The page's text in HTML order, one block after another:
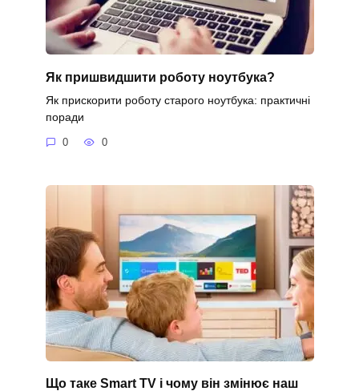
Як пришвидшити роботу ноутбука?
Як прискорити роботу старого ноутбука: практичні
поради
0 0
Що таке Smart TV і чому він змінює наш